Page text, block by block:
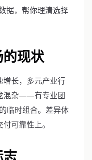
据，帮你理清选择
现状
增长，多元产业行
混杂——有专业团
临时组合。差异体
可靠性上。